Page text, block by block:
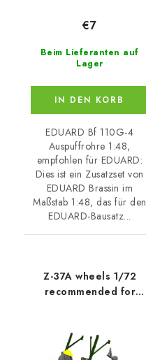
Beim Lieferanten auf
Lager
€7
IN DEN KORB
EDUARD Bf 110G-4
Auspuffrohre 1:48,
empfohlen für EDUARD:
Dies ist ein Zusatzset von
EDUARD Brassin im
Maßstab 1:48, das für den
EDUARD-Bausatz...
Z-37A wheels 1/72
recommended for